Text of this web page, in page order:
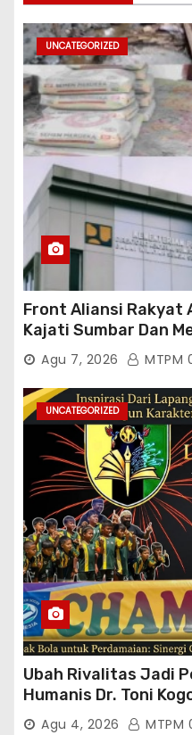
UNCATEGORIZED
Front Aliansi Rakyat
Kajati Sumbar Dan
PT. Brantas Abipraya
06.Nopember 2025
Sumber Dana: APBN
76.130.630.000.00,-
Padang Tutup Mata
Agu 7, 2026 MTPM
UNCATEGORIZED
Ubah Rivalitas Jadi
Humanis Dr. Toni
TimurAgu 4, 2026 MTPM